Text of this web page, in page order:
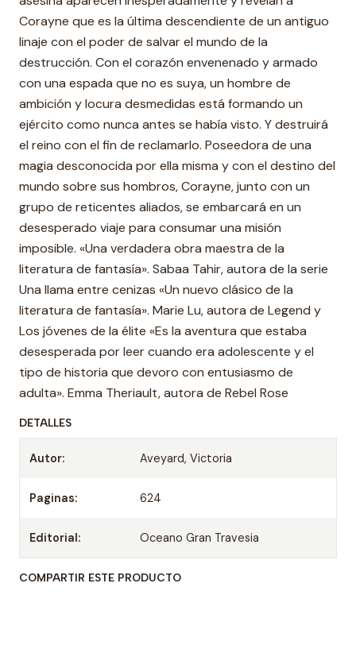
Corayne que es la última descendiente de un antiguo
linaje con el poder de salvar el mundo de la
destrucción. Con el corazón envenenado y armado
con una espada que no es suya, un hombre de
ambición y locura desmedidas está formando un
ejército como nunca antes se había visto. Y destruirá
el reino con el fin de reclamarlo. Poseedora de una
magia desconocida por ella misma y con el destino del
mundo sobre sus hombros, Corayne, junto con un
grupo de reticentes aliados, se embarcará en un
desesperado viaje para consumar una misión
imposible. «Una verdadera obra maestra de la
literatura de fantasía». Sabaa Tahir, autora de la serie
Una llama entre cenizas «Un nuevo clásico de la
literatura de fantasía». Marie Lu, autora de Legend y
Los jóvenes de la élite «Es la aventura que estaba
desesperada por leer cuando era adolescente y el
tipo de historia que devoro con entusiasmo de
adulta». Emma Theriault, autora de Rebel Rose
DETALLES
Autor: Aveyard, Victoria
Paginas: 624
Editorial: Oceano Gran Travesia
COMPARTIR ESTE PRODUCTO